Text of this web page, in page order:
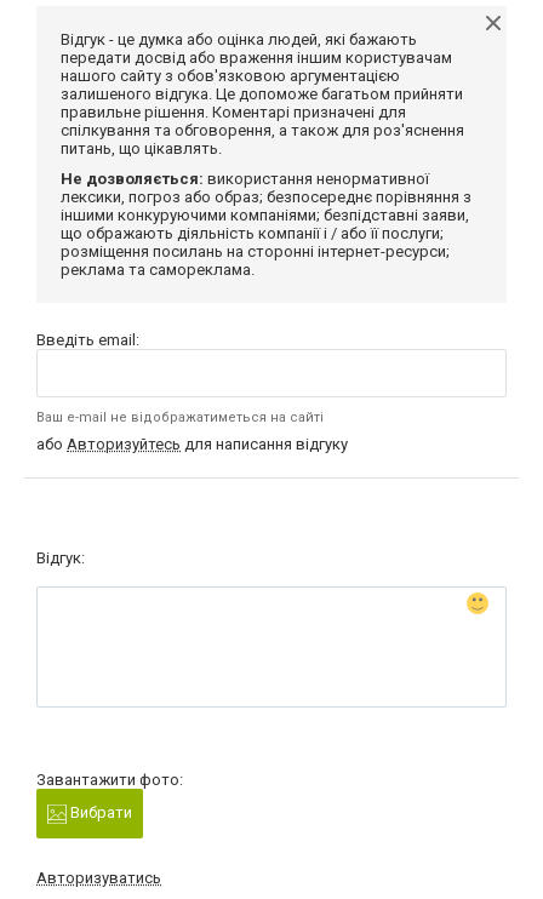
Відгук - це думка або оцінка людей, які бажають
передати досвід або враження іншим користувачам
нашого сайту з обов'язковою аргументацією
залишеного відгука. Це допоможе багатьом прийняти
правильне рішення. Коментарі призначені для
спілкування та обговорення, а також для роз'яснення
питань, що цікавлять.
Не дозволяється: використання ненормативної
лексики, погроз або образ; безпосереднє порівняння з
іншими конкуруючими компаніями; безпідставні заяви,
що ображають діяльність компанії і / або її послуги;
розміщення посилань на сторонні інтернет-ресурси;
реклама та самореклама.
Введіть email:
Ваш e-mail не відображатиметься на сайті
або Авторизуйтесь для написання відгуку
Відгук:
Завантажити фото:
Вибрати
Авторизуватись